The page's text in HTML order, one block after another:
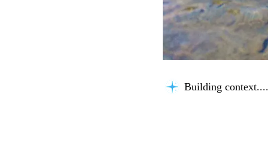
Building context...